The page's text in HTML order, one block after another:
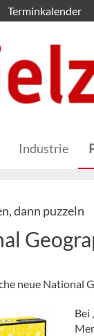
Terminkalender
Industrie
dann puzzeln
neue National
Bei